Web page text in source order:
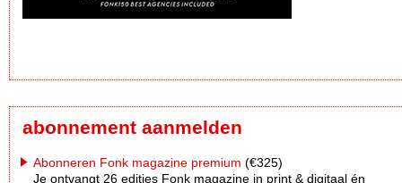
abonnement aanmelden
Abonneren Fonk magazine premium (€325)
Je ontvangt 26 edities Fonk magazine in print & digitaal én